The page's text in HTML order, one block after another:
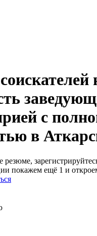
с
в
резюме,
покажем ещё 1 и